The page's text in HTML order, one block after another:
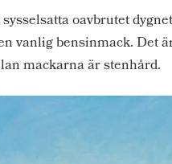
oavbrutet
vanlig bensinmack. Det
mackarna är stenhård.